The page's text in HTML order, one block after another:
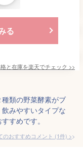
る
と在庫を楽天でチェック >>
類の野菜酵素がブ
みやすいタイプな
すめです。
のおすすめコメント (1件) >